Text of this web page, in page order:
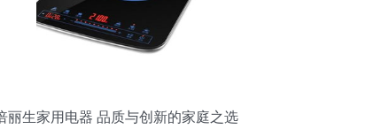
丽生家用电器 品质与创新的家庭之选